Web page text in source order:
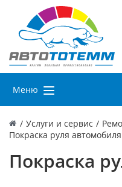
Меню
/ Услуги и сервис /
Покраска руля автомобиля
Покраска